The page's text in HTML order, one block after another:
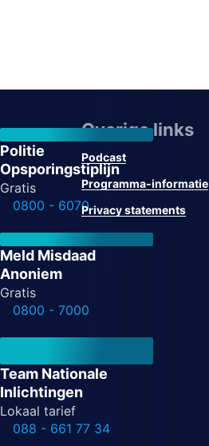
Politie
Opsporingstiplijn
Gratis
0800 - 6070
Meld Misdaad
Anoniem
Gratis
0800 - 7000
Team Nationale
Inlichtingen
Lokaal tarief
088 - 661 77 34
Overige links
Podcast
Programma-informatie
Privacy statements